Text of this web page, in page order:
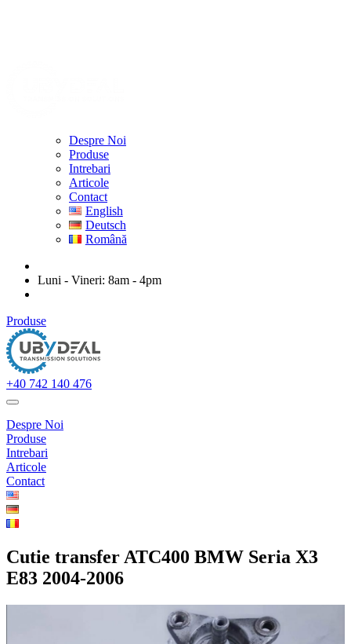
Despre Noi
Produse
Intrebari
Articole
Contact
English
Deutsch
Română
Luni - Vineri: 8am - 4pm
Produse
+40 742 140 476
Despre Noi
Produse
Intrebari
Articole
Contact
Cutie transfer ATC400 BMW Seria X3
E83 2004-2006